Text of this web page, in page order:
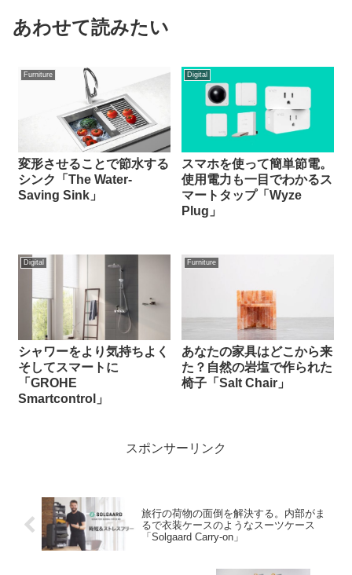
あわせて読みたい
Furniture
変形させることで節水する
シンク「The Water-
Saving Sink」
Digital
スマホを使って簡単節電。
使用電力も一目でわかるス
マートタップ「Wyze
Plug」
Digital
シャワーをより気持ちよく
そしてスマートに
「GROHE
Smartcontrol」
Furniture
あなたの家具はどこから来
た？自然の岩塩で作られた
椅子「Salt Chair」
スポンサーリンク
旅行の荷物の面倒を解決する。内部がま
るで衣装ケースのようなスーツケース
「Solgaard Carry-on」